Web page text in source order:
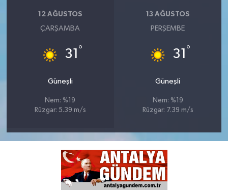
12 AĞUSTOS
ÇARŞAMBA
31 °
Güneşli
Nem: %19
Rüzgar: 5.39 m/s
13 AĞUSTOS
PERŞEMBE
31 °
Güneşli
Nem: %19
Rüzgar: 7.39 m/s